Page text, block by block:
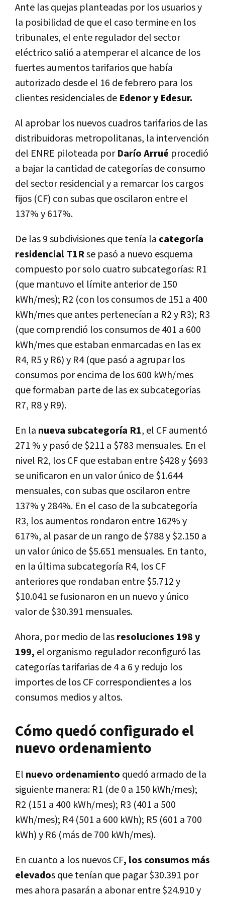
Ante las quejas planteadas por los usuarios y
la posibilidad de que el caso termine en los
tribunales, el ente regulador del sector
eléctrico salió a atemperar el alcance de los
fuertes aumentos tarifarios que había
autorizado desde el 16 de febrero para los
clientes residenciales de Edenor y Edesur.
Al aprobar los nuevos cuadros tarifarios de las
distribuidoras metropolitanas, la intervención
del ENRE piloteada porDarío Arrué procedió
a bajar la cantidad de categorías de consumo
del sector residencial y a remarcar los cargos
fijos (CF) con subas que oscilaron entre el
137% y 617%.
De las 9 subdivisiones que tenía la categoría
residencial T1Rse pasó a nuevo esquema
compuesto por solo cuatro subcategorías: R1
(que mantuvo el límite anterior de 150
kWh/mes); R2 (con los consumos de 151 a 400
kWh/mes que antes pertenecían a R2 y R3); R3
(que comprendió los consumos de 401 a 600
kWh/mes que estaban enmarcadas en las ex
R4, R5 y R6) y R4 (que pasó a agrupar los
consumos por encima de los 600 kWh/mes
que formaban parte de las ex subcategorías
R7, R8 y R9).
En la nueva subcategoría R1, el CF aumentó
271 % y pasó de $211 a $783 mensuales. En el
nivel R2, los CF que estaban entre $428 y $693
se unificaron en un valor único de $1.644
mensuales, con subas que oscilaron entre
137% y 284%. En el caso de la subcategoría
R3, los aumentos rondaron entre 162% y
617%, al pasar de un rango de $788 y $2.150 a
un valor único de $5.651 mensuales. En tanto,
en la última subcategoría R4, los CF
anteriores que rondaban entre $5.712 y
$10.041 se fusionaron en un nuevo y único
valor de $30.391 mensuales.
Ahora, por medio de lasresoluciones 198 y
199, el organismo regulador reconfiguró las
categorías tarifarias de 4 a 6 y redujo los
importes de los CF correspondientes a los
consumos medios y altos.
Cómo quedó configurado el
nuevo ordenamiento
El nuevo ordenamiento quedó armado de la
siguiente manera: R1 (de 0 a 150 kWh/mes);
R2 (151 a 400 kWh/mes); R3 (401 a 500
kWh/mes); R4 (501 a 600 kWh); R5 (601 a 700
kWh) y R6 (más de 700 kWh/mes).
En cuanto a los nuevos CF, los consumos más
elevados que tenían que pagar $30.391 por
mes ahora pasarán a abonar entre $24.910 y